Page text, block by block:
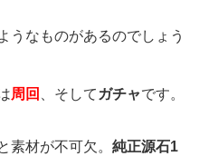
うなものがあるのでしょう
周回 、そして ガチャです。
素材が不可欠。 純正源石1